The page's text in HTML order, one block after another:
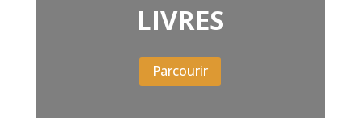
LIVRES
Parcourir